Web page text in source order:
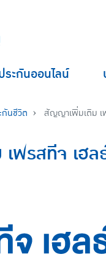
ะกันออนไลน์
กันชีวิต สัญญาเพิ่มเติม เ
พรสทีจ เฮ